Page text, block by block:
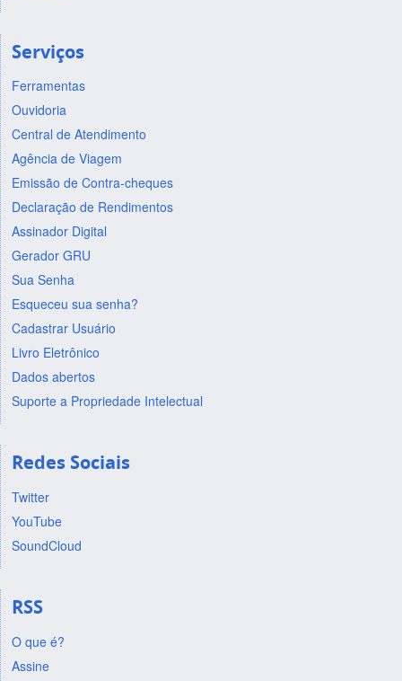
Serviços
Ferramentas
Ouvidoria
Central de Atendimento
Agência de Viagem
Emissão de Contra-cheques
Declaração de Rendimentos
Assinador Digital
Gerador GRU
Sua Senha
Esqueceu sua senha?
Cadastrar Usuário
Livro Eletrônico
Dados abertos
Suporte a Propriedade Intelectual
Redes Sociais
Twitter
YouTube
SoundCloud
RSS
O que é?
Assine